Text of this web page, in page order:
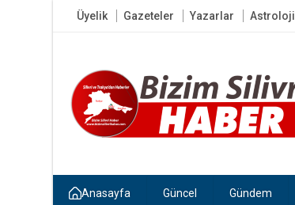
Üyelik Gazeteler Yazarlar Astroloji
Anasayfa Güncel Gündem